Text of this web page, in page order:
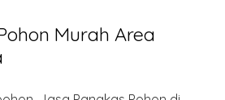
Murah Area